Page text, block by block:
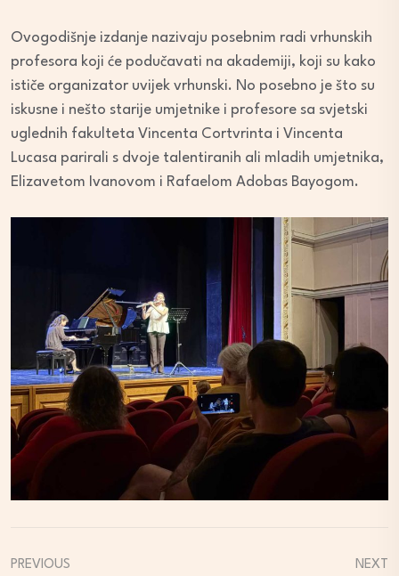
Ovogodišnje izdanje nazivaju posebnim radi vrhunskih
profesora koji će podučavati na akademiji, koji su kako
ističe organizator uvijek vrhunski. No posebno je što su
iskusne i nešto starije umjetnike i profesore sa svjetski
uglednih fakulteta Vincenta Cortvrinta i Vincenta
Lucasa parirali s dvoje talentiranih ali mladih umjetnika,
Elizavetom Ivanovom i Rafaelom Adobas Bayogom.
PREVIOUS
NEXT